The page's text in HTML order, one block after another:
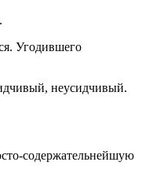
Угодившего
неусидчивый.
содержательнейшую